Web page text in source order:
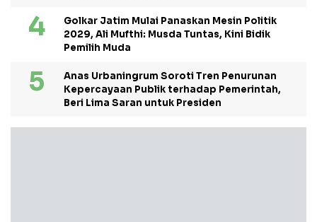
Golkar Jatim Mulai Panaskan Mesin Politik
2029, Ali Mufthi: Musda Tuntas, Kini Bidik
Pemilih Muda
Anas Urbaningrum Soroti Tren Penurunan
Kepercayaan Publik terhadap Pemerintah,
Beri Lima Saran untuk Presiden